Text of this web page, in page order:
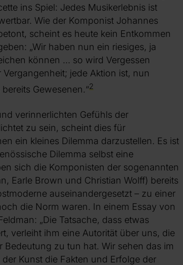
ins Spiel: Jedes Musikerlebnis ist
Wie der Komponist Johannes
scheint es heute kein Entkommen
„Wir haben nun ein riesiges, ja
können … so wird Vergessen
jede Aktion ist, nun
Gewesenen.“2
verinnerlichten Gefühls der
zu sein, scheint dies für
ein kleines Dilemma darzustellen. Es ist
Dilemma selbst eine
sich die Komponisten der sogenannten
Earle Brown und Christian Wolff) bereits
auseinandergesetzt – zu einer
die Norm waren. In einem Essay von
„Die Tatsache, dass etwas
verleiht ihm eine Autorität über uns, die
zu tun hat. Wir sehen das im
Kunst die Fakten und Erfolge der